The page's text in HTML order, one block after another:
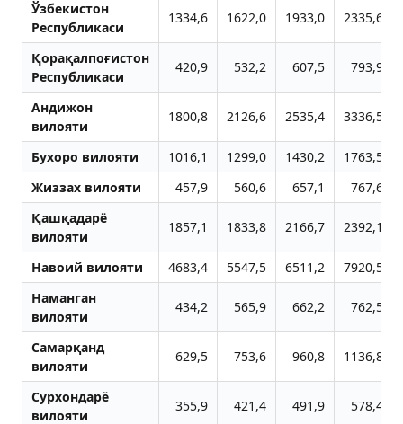
Ўзбекистон
Республикаси
1334,6 1622,0 1933,0 2335,6
Қорақалпоғистон
Республикаси
420,9 532,2 607,5 793,9
Aндижон
вилояти
1800,8 2126,6 2535,4 3336,5
Бухоро вилояти 1016,1 1299,0 1430,2 1763,5
Жиззах вилояти
457,9 560,6 657,1
767,6
Қашқадарё
вилояти
1857,1 1833,8 2166,7 2392,1
Навоий вилояти 4683,4 5547,5 6511,2 7920,5
Наманган
вилояти
434,2 565,9 662,2 762,5
Самарқанд
вилояти
629,5 753,6 960,8 1136,8
Сурхондарё
вилояти
355,9 421,4 491,9 578,4